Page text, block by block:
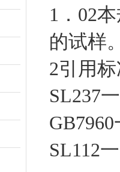
1．02
的试样
2引用
SL237
SL112